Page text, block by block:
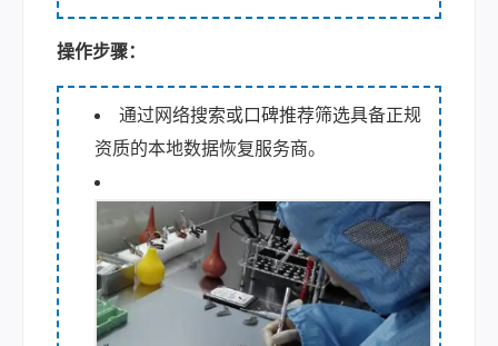
操作步骤：
通过网络搜索或口碑推荐筛选具备正规
资质的本地数据恢复服务商。